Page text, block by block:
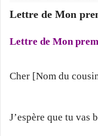
Lettre de Mon
Lettre de Mon
Cher [Nom du
J’espère que tu vas